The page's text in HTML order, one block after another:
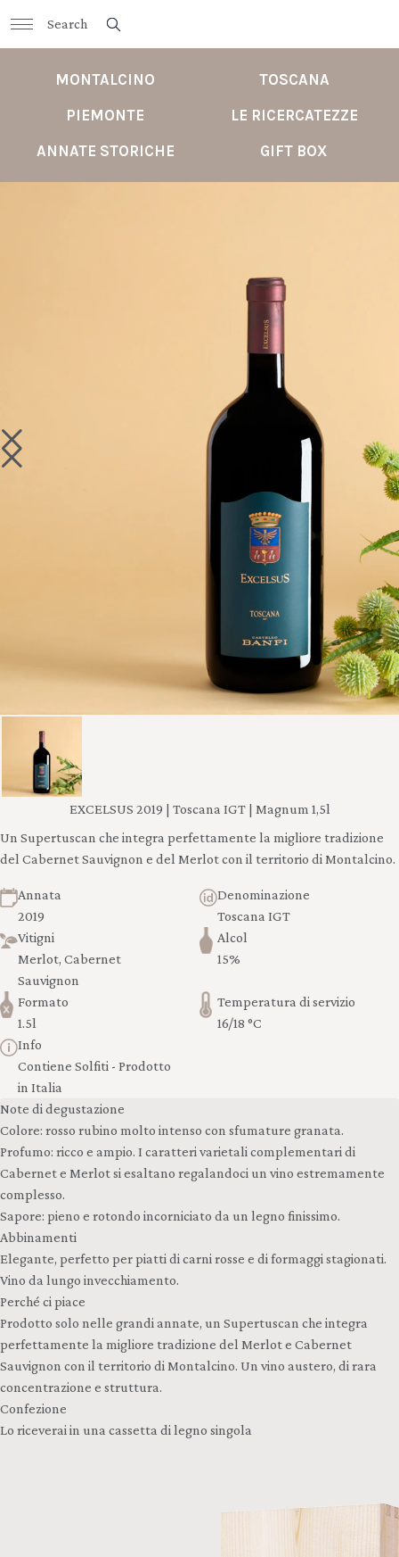
MONTALCINO
TOSCANA
PIEMONTE
LE RICERCATEZZE
ANNATE STORICHE
GIFT BOX
EXCELSUS 2019 | Toscana IGT | Magnum 1,5l
Un Supertuscan che integra perfettamente la migliore tradizione
del Cabernet Sauvignon e del Merlot con il territorio di Montalcino.
Annata
2019
Denominazione
Toscana IGT
Vitigni
Merlot, Cabernet
Sauvignon
Alcol
15%
Formato
1.5l
Temperatura di servizio
16/18 °C
Info
Contiene Solfiti - Prodotto
in Italia
Note di degustazione
Colore: rosso rubino molto intenso con sfumature granata.
Profumo: ricco e ampio. I caratteri varietali complementari di
Cabernet e Merlot si esaltano regalandoci un vino estremamente
complesso.
Sapore: pieno e rotondo incorniciato da un legno finissimo.
Abbinamenti
Elegante, perfetto per piatti di carni rosse e di formaggi stagionati.
Vino da lungo invecchiamento.
Perché ci piace
Prodotto solo nelle grandi annate, un Supertuscan che integra
perfettamente la migliore tradizione del Merlot e Cabernet
Sauvignon con il territorio di Montalcino. Un vino austero, di rara
concentrazione e struttura.
Confezione
Lo riceverai in una cassetta di legno singola